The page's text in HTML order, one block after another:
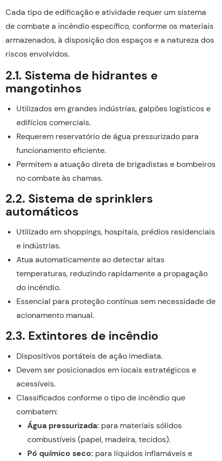
Cada tipo de edificação e atividade requer um sistema
de combate a incêndio específico, conforme os materiais
armazenados, à disposição dos espaços e a natureza dos
riscos envolvidos.
2.1. Sistema de hidrantes e
mangotinhos
Utilizados em grandes indústrias, galpões logísticos e
edifícios comerciais.
Requerem reservatório de água pressurizado para
funcionamento eficiente.
Permitem a atuação direta de brigadistas e bombeiros
no combate às chamas.
2.2. Sistema de sprinklers
automáticos
Utilizado em shoppings, hospitais, prédios residenciais
e indústrias.
Atua automaticamente ao detectar altas
temperaturas, reduzindo rapidamente a propagação
do incêndio.
Essencial para proteção contínua sem necessidade de
acionamento manual.
2.3. Extintores de incêndio
Dispositivos portáteis de ação imediata.
Devem ser posicionados em locais estratégicos e
acessíveis.
Classificados conforme o tipo de incêndio que
combatem:
Água pressurizada: para materiais sólidos
combustíveis (papel, madeira, tecidos).
Pó químico seco: para líquidos inflamáveis e